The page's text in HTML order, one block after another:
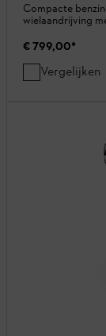
Compacte
wielaandrijving
€ 799,00*
Vergelijken